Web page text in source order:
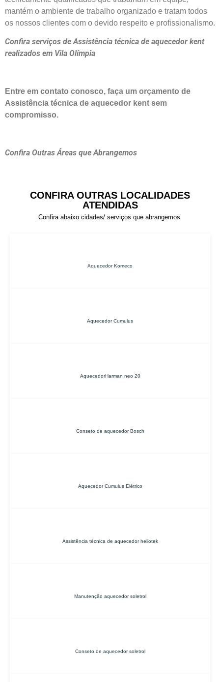
mantém o ambiente de trabalho organizado e tratam todos
os nossos clientes com o devido respeito e profissionalismo.
Confira serviços de Assistência técnica de aquecedor kent
realizados em Vila Olímpia
Entre em contato conosco, faça um orçamento de
Assistência técnica de aquecedor kent sem
compromisso.
Confira Outras Áreas que Abrangemos
CONFIRA OUTRAS LOCALIDADES
ATENDIDAS
Confira abaixo cidades/ serviços que abrangemos
Aquecedor Komeco
Aquecedor Cumulus
AquecedorHarman neo 20
Conseto de aquecedor Bosch
Aquecedor Cumulus Elétrico
Assistência técnica de aquecedor heliotek
Manutenção aquecedor soletrol
Conseto de aquecedor soletrol